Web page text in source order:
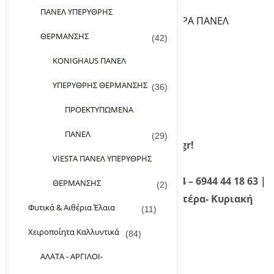
ΒΑΣΕΙΣ ΔΑΠΕΔΟΥ ΓΙΑ ΥΠΕΡΥΘΡA ΠΑΝΕΛ
ΘΕΡΜΑΙΝΟΜΕΝΑ ΧΑΛΑΚΙΑ
Εταιρεία
Καλώς ήρθατε στο planetgreen.gr!
Καλέστε μας τώρα! 210 98 28 134 – 6944 44 18 63 |
Τηλεφωνική Εξυπηρέτηση: Δευτέρα- Κυριακή
09:00 – 21:00
ΠΑΝΕΛ ΥΠΕΡΥΘΡΗΣ
ΘΕΡΜΑΝΣΗΣ (42)
KONIGHAUS ΠΑΝΕΛ
ΥΠΕΡΥΘΡΗΣ ΘΕΡΜΑΝΣΗΣ (36)
ΠΡΟΕΚΤΥΠΩΜΕΝΑ
ΠΑΝΕΛ (29)
VIESTA ΠΑΝΕΛ ΥΠΕΡΥΘΡΗΣ
ΘΕΡΜΑΝΣΗΣ (2)
Φυτικά & Αιθέρια Έλαια (11)
Χειροποίητα Καλλυντικά (84)
ΑΛΑΤΑ - ΑΡΓΙΛΟΙ-